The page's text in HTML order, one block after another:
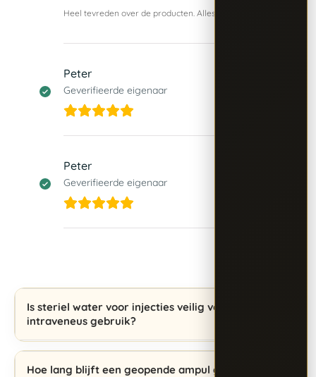
Heel tevreden over de producten. Alles was perfect, dank u!
Peter
Geverifieerde eigenaar
Peter
Geverifieerde eigenaar
Is steriel water voor injecties veilig voor
intraveneus gebruik?
Hoe lang blijft een geopende ampul goed?